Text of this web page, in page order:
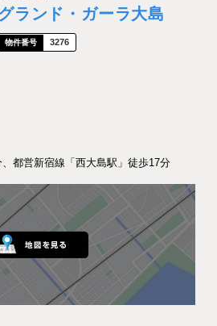
ランド・ガーラ大島
3276
都営新宿線「西大島駅」徒歩17分